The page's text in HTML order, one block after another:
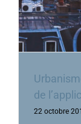
de
22 octobre